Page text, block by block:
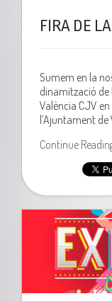
FIRA DE
Sumem en la
dinamització de
València CJV
l’Ajuntament de
Continue